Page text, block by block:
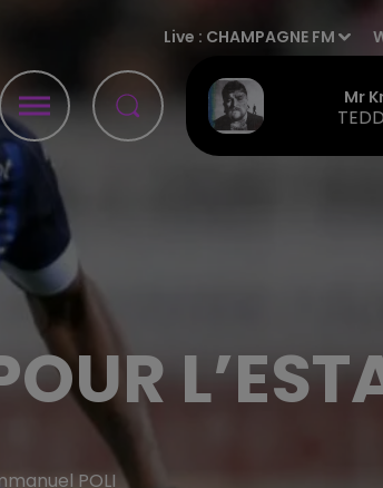
Live : CHAMPAGNE FM
Mr
POLI